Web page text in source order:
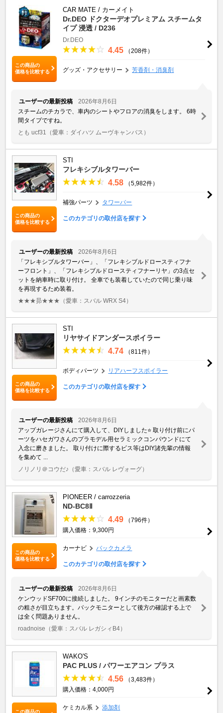
この商品の
価格を比較する
CAR MATE / カーメイト
Dr.DEO ドクターデオプレミアム スチームタ
イプ 浸透 / D236
Dr.DEO
4.45 （208件）
グッズ・アクセサリー 芳香剤・消臭剤
ユーザーの最新投稿
2026年8月6日
スチームのチカラで、車内のシートやフロアの消臭をします。 6時
間タイプですね。
とも ucf31
（愛車：ダイハツ ムーヴキャンバス）
この商品の
価格を比較する
STI
フレキシブルタワーバー
4.58 （5,982件）
補強パーツ タワーバー
このカテゴリの取付店を探す
ユーザーの最新投稿
2026年8月6日
「フレキシブルタワーバー」、「フレキシブルドロースティフナ
ーフロント」、「フレキシブルドロースティフナーリヤ」の3点セ
ットを納車時に取り付け。 全車でも装着していたので同じ乗り味
を再現するため装着。
★★★昴★★★ （愛車：スバル WRX S4）
この商品の
価格を比較する
STI
リヤサイドアンダースポイラー
4.74 （811件）
ボディパーツ リアハーフスポイラー
このカテゴリの取付店を探す
ユーザーの最新投稿
2026年8月6日
アップガレージさんにて購入して、DIYしました⭐️ 取り付け前にパ
ーツをハセガワさんのプラモデル用セラミックコンパウンドにて
入念に磨きました。 取り付けに際するビス等はDIY諸先輩の情報
を集めて ...
ノリノリ＠コウだ♪ （愛車：スバル レヴォーグ）
この商品の
価格を比較する
PIONEER / carrozzeria
ND-BC8Ⅱ
4.49
（796件）
購入価格：9,300円
カーナビ バックカメラ
このカテゴリの取付店を探す
ユーザーの最新投稿
2026年8月6日
ケンウッドSF700に接続しました。 9インチのモニターだと画素数
の粗さが目立ちます。バックモニターとして後方の確認する上で
は全く問題ありません。
roadnoise （愛車：スバル レガシィB4）
この商品の
WAKO'S
PAC PLUS / パワーエアコン プラス
4.56
（3,483件）
購入価格：4,000円
ケミカル系 添加剤